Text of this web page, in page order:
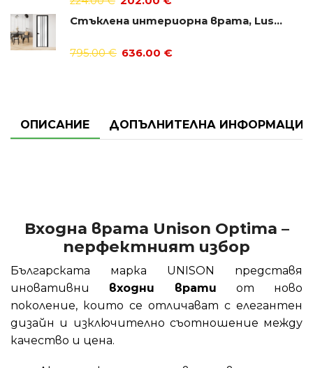
Стъклена интериорна врата, Lusso L-2
795.00€ 636.00 €
ОПИСАНИЕ ДОПЪЛНИТЕЛНА ИНФОРМАЦИЯ
Входна врата Unison Optima –
перфектният избор
Българската марка UNISON представя
иновативни входни врати от ново
поколение, които се отличават с елегантен
дизайн и изключително съотношение между
качество и цена.